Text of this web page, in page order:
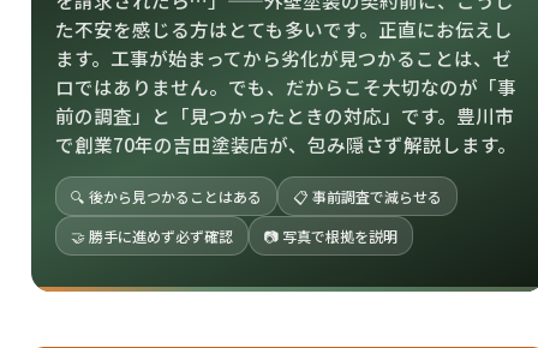
た不安を感じる方はとても多いです。正直にお伝えし
ます。工事が始まってから劣化が見つかることは、ゼ
ロではありません。でも、だからこそ大切なのが「事
前の調査」と「見つかったときの対応」です。豊川市
で創業70年の吉田塗装店が、包み隠さず解説します。
🔍 後から見つかることはある
📋 事前調査で減らせる
🤝 勝手に進めず必ず確認
📷 写真で根拠を説明